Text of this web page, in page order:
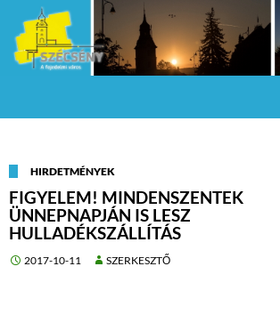
HIRDETMÉNYEK
FIGYELEM! MINDENSZENTEK
ÜNNEPNAPJÁN IS LESZ
HULLADÉKSZÁLLÍTÁS
2017-10-11 SZERKESZTŐ